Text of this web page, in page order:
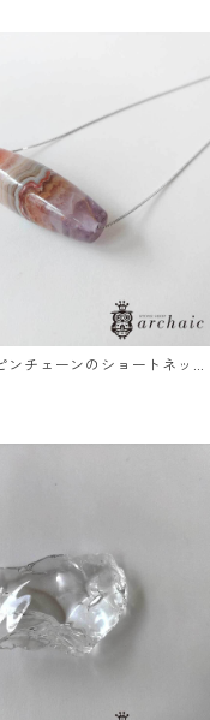
ンチェーンのショートネック